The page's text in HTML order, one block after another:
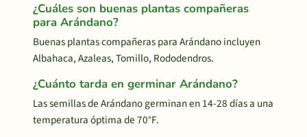
¿Cuáles son buenas plantas compañeras
para Arándano?
Buenas plantas compañeras para Arándano incluyen
Albahaca, Azaleas, Tomillo, Rododendros.
¿Cuánto tarda en germinar Arándano?
Las semillas de Arándano germinan en 14-28 días a una
temperatura óptima de 70°F.